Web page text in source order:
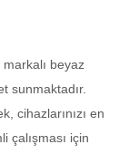
markalı beyaz
sunmaktadır.
cihazlarınızı en
çalışması için